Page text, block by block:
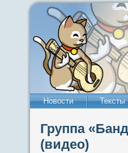
Новости Тексты
Группа
(видео)